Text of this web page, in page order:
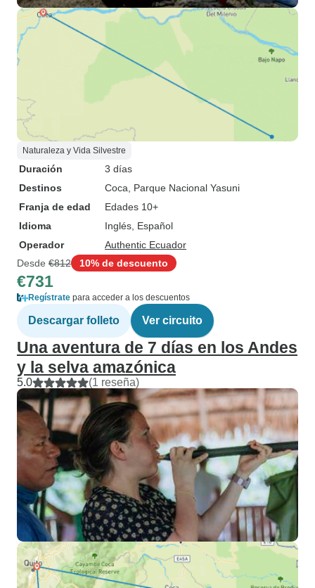
Naturaleza y Vida Silvestre
Duración
3 días
Destinos
Coca , Parque Nacional Yasuni
Franja de edad
Edades 10+
Idioma
Inglés, Español
Operador
Authentic Ecuador
Desde €812 10% de descuento
€731
Regístrate para acceder a los descuentos
Descargar folleto Ver circuito
Una aventura de 7 días en los Andes
y la selva amazónica
5.0 (1 reseña)